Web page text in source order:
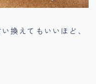
換えてもいいほど、